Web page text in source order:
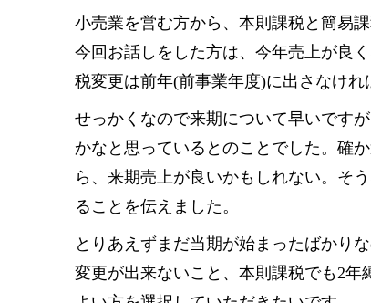
小売業を営む方から、本則課税と簡易
今回お話しをした方は、今年売上が良
税変更は前年(前事業年度)に出さなけれ
せっかくなので来期について早いです
かなと思っているとのことでした。確
ら、来期売上が良いかもしれない。そ
ることを伝えました。
とりあえずまだ当期が始まったばかり
変更が出来ないこと、本則課税でも2年